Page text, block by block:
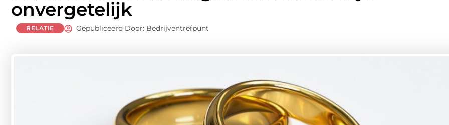
onvergetelijk
RELATIE Gepubliceerd Door: Bedrijventrefpunt